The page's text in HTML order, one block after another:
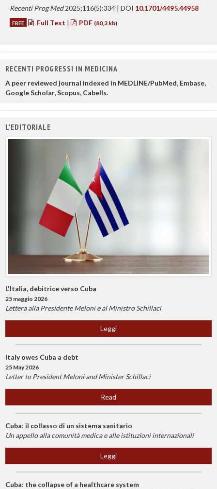
Recenti Prog Med2025;116(5):334 | DOI 10.1701/4495.44958
FREE Full Text | PDF (80,3 kb)
RECENTI PROGRESSI IN MEDICINA
A peer reviewed journal indexed in MEDLINE/PubMed, Embase,
Google Scholar, Scopus, Cabells.
L'EDITORIALE
L'Italia, debitrice verso Cuba
25 maggio 2026
Lettera alla Presidente Meloni e al Ministro Schillaci
Leggi
Italy owes Cuba a debt
25 May 2026
Letter to President Meloni and Minister Schillaci
Read
Cuba: il collasso di un sistema sanitario
Un appello alla comunità medica e alle istituzioni internazionali
Leggi
Cuba: the collapse of a healthcare system